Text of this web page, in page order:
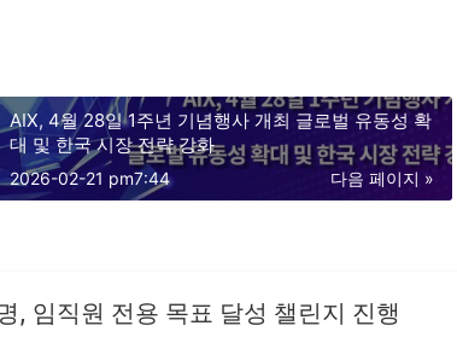
AIX, 4월 28일 1주년 기념행사 개최 글로벌 유동성 확
대 및 한국 시장 전략 강화
다음 페이지 »
2026-02-21 pm7:44
, 임직원 전용 목표 달성 챌린지 진행